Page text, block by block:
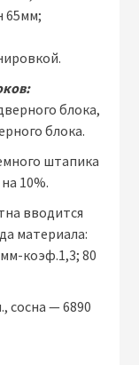
65мм;
блока,
блока.
штапика
10%.
вводится
материала:
коэф.1,3; 80
сосна — 6890